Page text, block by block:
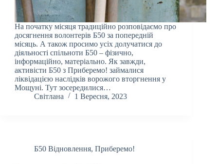
На початку місяця традиційно розповідаємо про
досягнення волонтерів Б50 за попередній
місяць. А також просимо усіх долучатися до
діяльності спільноти Б50 – фізично,
інформаційно, матеріально. Як завжди,
активісти Б50 з Приберемо! займалися
ліквідацією наслідків ворожого вторгнення у
Мощуні. Тут зосередилися…
Світлана
1 Вересня, 2023
Б50 Відновлення, Приберемо!